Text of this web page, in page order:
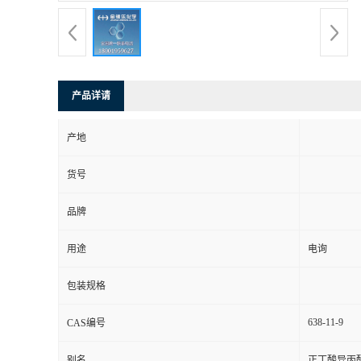
产品详请
产地
货号
品牌
用途 电询
包装规格
CAS编号 638-11-9